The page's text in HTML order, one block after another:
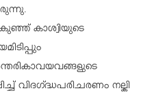
കുഞ്ഞ് കാശ്വിയുടെ
വിദഗ്ദ്ധപരിചരണം നല്കി